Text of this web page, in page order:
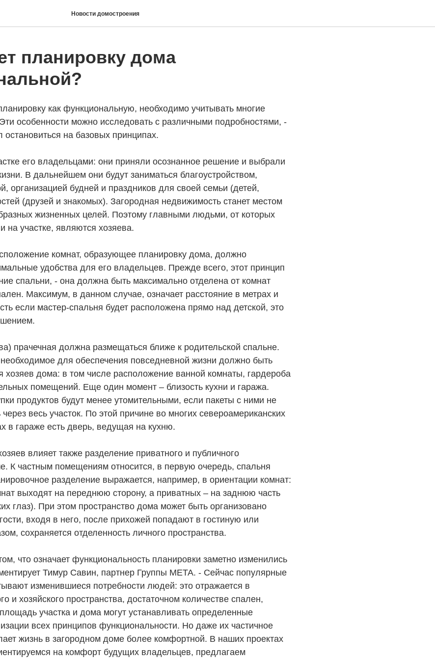
Новости домостроения
планировку дома
как функциональную, необходимо учитывать многие
особенности можно исследовать с различными подробностями, -
на базовых принципах.
его владельцами: они приняли осознанное решение и выбрали
В дальнейшем они будут заниматься благоустройством,
организацией будней и праздников для своей семьи (детей,
(друзей и знакомых). Загородная недвижимость станет местом
жизненных целей. Поэтому главными людьми, от которых
на участке, являются хозяева.
комнат, образующее планировку дома, должно
удобства для его владельцев. Прежде всего, этот принцип
спальни, - она должна быть максимально отделена от комнат
Максимум, в данном случае, означает расстояние в метрах и
если мастер-спальня будет расположена прямо над детской, это
прачечная должна размещаться ближе к родительской спальне.
для обеспечения повседневной жизни должно быть
хозяев дома: в том числе расположение ванной комнаты, гардероба
помещений. Еще один момент – близость кухни и гаража.
продуктов будут менее утомительными, если пакеты с ними не
весь участок. По этой причине во многих североамериканских
в гараже есть дверь, ведущая на кухню.
влияет также разделение приватного и публичного
К частным помещениям относится, в первую очередь, спальня
разделение выражается, например, в ориентации комнат:
выходят на переднюю сторону, а приватных – на заднюю часть
глаз). При этом пространство дома может быть организовано
входя в него, после прихожей попадают в гостиную или
сохраняется отделенность личного пространства.
что означает функциональность планировки заметно изменились
Тимур Савин, партнер Группы МЕТА. - Сейчас популярные
изменившиеся потребности людей: это отражается в
и хозяйского пространства, достаточном количестве спален,
участка и дома могут устанавливать определенные
всех принципов функциональности. Но даже их частичное
жизнь в загородном доме более комфортной. В наших проектах
на комфорт будущих владельцев, предлагаем